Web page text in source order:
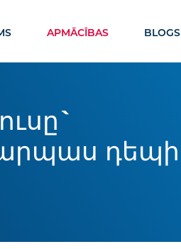
APMĀCĪBAS BLOGS
դեպի